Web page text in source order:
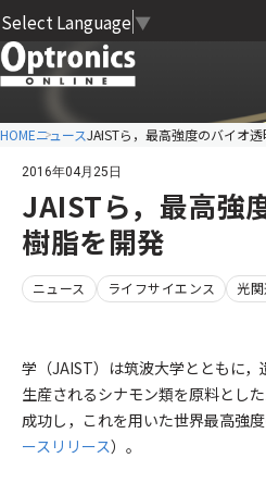
Select Language ▼
HOMEニュースJAISTら，最高強度のバイオ
2016年04月25日
JAISTら，最高強
樹脂を開発
ニュース ライフサイエンス 光
学（JAIST）は筑波大学とともに
生産されるシナモン類を原料とし
成功し，これを用いた世界最高強
ースリリース）。